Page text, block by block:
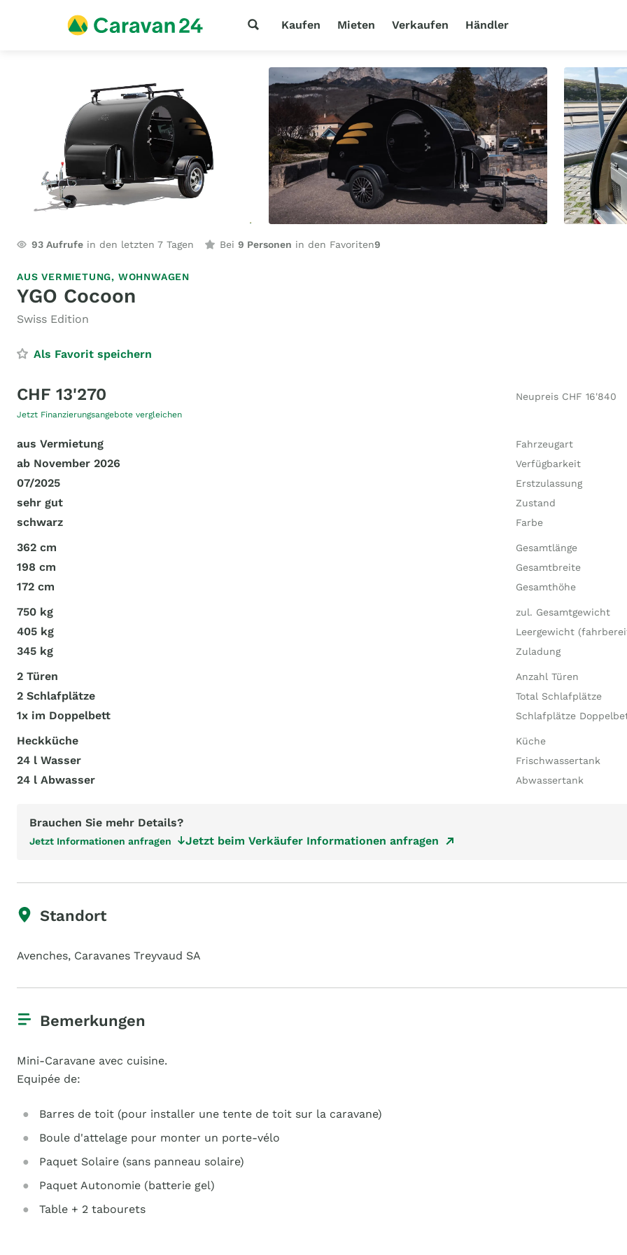
Kaufen Mieten Verkaufen Händler
93 Aufrufe in den letzten 7 Tagen Bei 9 Personen in den Favoriten9
AUS VERMIETUNG, WOHNWAGEN
YGO Cocoon
Swiss Edition
Als Favorit speichern
CHF 13'270 Neupreis CHF 16'840
Jetzt Finanzierungsangebote vergleichen
aus Vermietung Fahrzeugart
ab November 2026 Verfügbarkeit
07/2025 Erstzulassung
sehr gut Zustand
schwarz Farbe
362 cm Gesamtlänge
198 cm Gesamtbreite
172 cm Gesamthöhe
750 kg zul. Gesamtgewicht
405 kg Leergewicht
345 kg Zuladung
2 Türen Anzahl Türen
2 Schlafplätze Total Schlafplätze
1x im Doppelbett Schlafplätze
Heckküche Küche
24 l Wasser Frischwassertank
24 l Abwasser Abwassertank
Brauchen Sie mehr Details?
Jetzt Informationen anfragen Jetzt beim Verkäufer Informationen anfragen
Standort
Avenches, Caravanes Treyvaud SA
Bemerkungen
Mini-Caravane avec cuisine.
Equipée de:
Barres de toit (pour installer une tente de toit sur la caravane)
Boule d'attelage pour monter un porte-vélo
Paquet Solaire (sans panneau solaire)
Paquet Autonomie (batterie gel)
Table + 2 tabourets